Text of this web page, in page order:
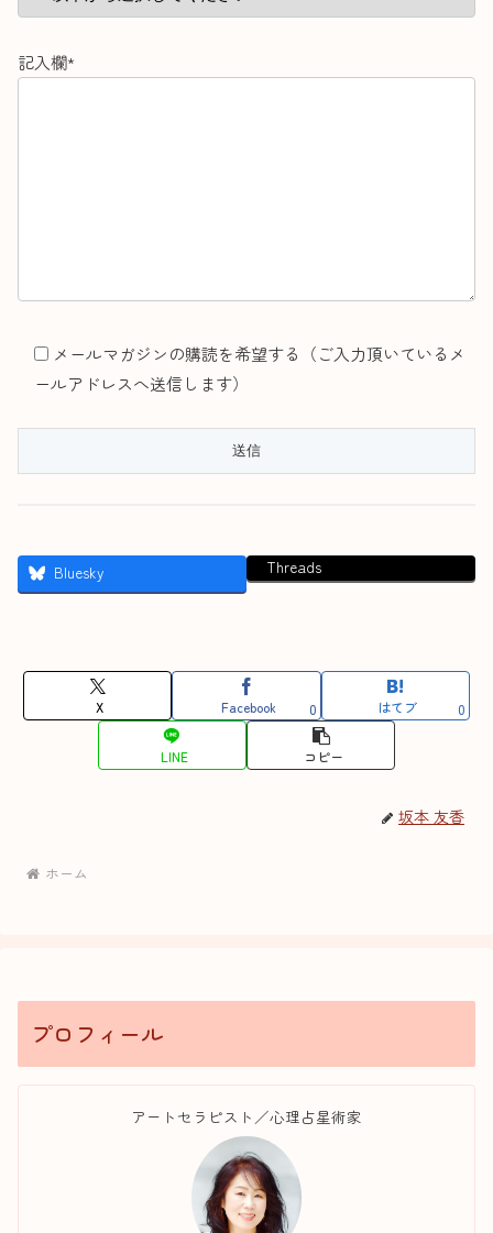
記入欄*
メールマガジンの購読を希望する（ご入力頂いているメ
ールアドレスへ送信します）
Bluesky Threads
X Facebook 0 はてブ 0
LINE コピー
坂本 友香
ホーム
プロフィール
アートセラピスト／心理占星術家